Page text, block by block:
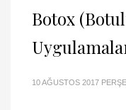
Botox
10 AĞUSTOS 2017